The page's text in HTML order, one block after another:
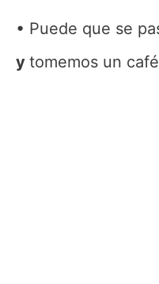
Puede que se
y tomemos un